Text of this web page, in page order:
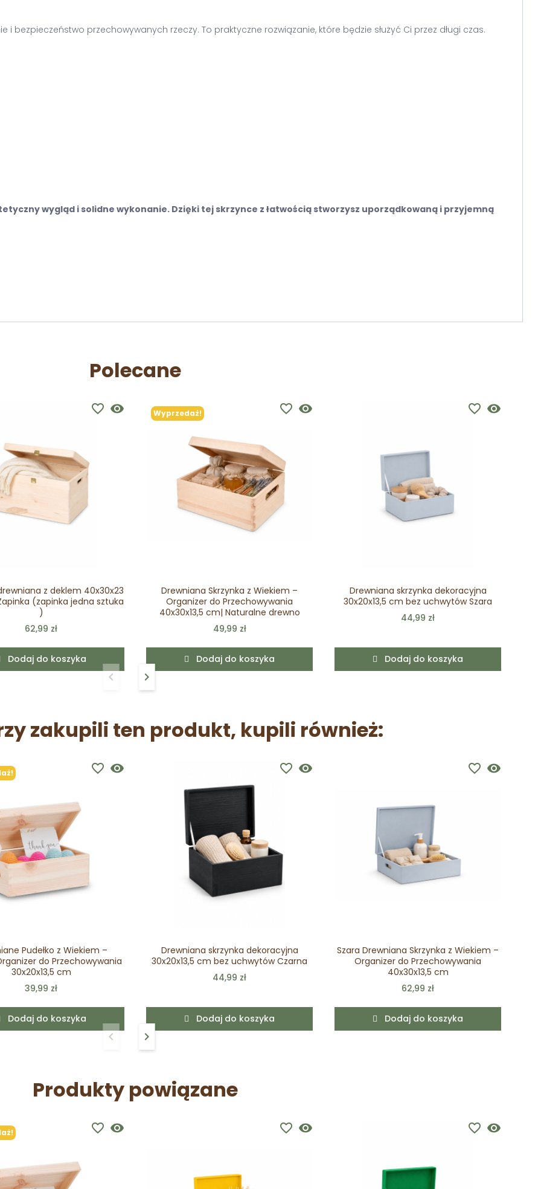
i bezpieczeństwo przechowywanych rzeczy. To praktyczne rozwiązanie, które będzie służyć Ci przez długi czas.
wygląd i solidne wykonanie. Dzięki tej skrzynce z łatwością stworzysz uporządkowaną i przyjemną
Polecane
visibility
favorite_border
z deklem 40x30x23
(zapinka jedna sztuka
)
62,99 zł
Dodaj do koszyka
Wyprzedaż! visibility
favorite_border
Drewniana Skrzynka z Wiekiem –
Organizer do Przechowywania
40x30x13,5 cm| Naturalne drewno
49,99 zł
Dodaj do koszyka
visibility
favorite_border
Drewniana skrzynka dekoracyjna
30x20x13,5 cm bez uchwytów Szara
44,99 zł
Dodaj do koszyka
Poprzedni
keyboard_arrow_left Następny
keyboard_arrow_right
zakupili ten produkt, kupili również:
visibility
favorite_border
Pudełko z Wiekiem –
do Przechowywania
30x20x13,5 cm
39,99 zł
Dodaj do koszyka
visibility
favorite_border
Drewniana skrzynka dekoracyjna
30x20x13,5 cm bez uchwytów Czarna
44,99 zł
Dodaj do koszyka
visibility
favorite_border
Szara Drewniana Skrzynka z Wiekiem –
Organizer do Przechowywania
40x30x13,5 cm
62,99 zł
Dodaj do koszyka
Poprzedni
keyboard_arrow_left Następny
keyboard_arrow_right
Produkty powiązane
visibility
favorite_border visibility
favorite_border visibility
favorite_border